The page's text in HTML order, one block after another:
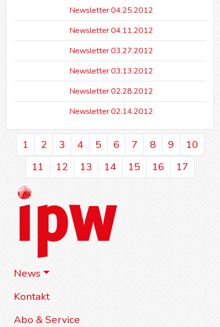
News
Kontakt
Abo & Service
Newsletter 04.25.2012
Newsletter 04.11.2012
Newsletter 03.27.2012
Newsletter 03.13.2012
Newsletter 02.28.2012
Newsletter 02.14.2012
1 2 3 4 5 6 7 8 9
10
11
12 13 14 15 16 17